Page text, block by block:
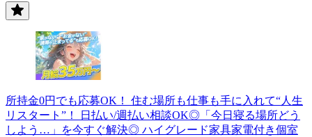
所持金0円でも応募OK！ 住む場所も仕事も手に入れて“人生
リスタート”！ 日払い/週払い相談OK◎「今日寝る場所どう
しよう…」を今すぐ解決◎ ハイグレード家具家電付き個室